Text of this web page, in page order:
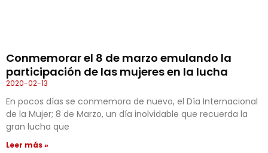
Conmemorar el 8 de marzo emulando la
participación de las mujeres en la lucha
2020-02-13
En pocos días se conmemora de nuevo, el Día Internacional
de la Mujer; 8 de Marzo, un día inolvidable que recuerda la
gran lucha que
Leer más »